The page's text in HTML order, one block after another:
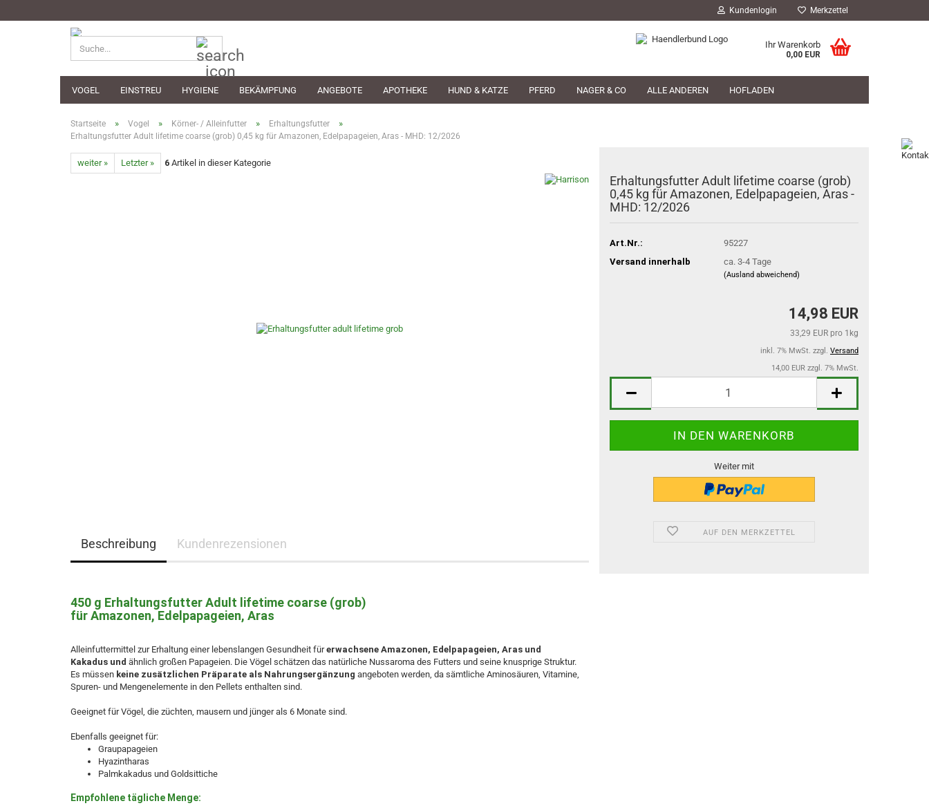
Kundenlogin Merkzettel
Ihr Warenkorb
0,00 EUR
VOGEL EINSTREU HYGIENE BEKÄMPFUNG ANGEBOTE APOTHEKE HUND & KATZE PFERD NAGER & CO ALLE ANDEREN HOFLADEN
Startseite » Vogel » Körner- / Alleinfutter » Erhaltungsfutter »
Erhaltungsfutter Adult lifetime coarse (grob) 0,45 kg für Amazonen, Edelpapageien, Aras - MHD: 12/2026
weiter » Letzter » 6 Artikel in dieser Kategorie
Erhaltungsfutter Adult lifetime coarse (grob)
0,45 kg für Amazonen, Edelpapageien, Aras -
MHD: 12/2026
Art.Nr.:
95227
Versand innerhalb
ca. 3-4 Tage
(Ausland abweichend)
14,98 EUR
33,29 EUR pro 1kg
inkl. 7% MwSt. zzgl. Versand
14,00 EUR zzgl. 7% MwSt.
Weiter mit
AUF DEN MERKZETTEL
Beschreibung Kundenrezensionen
450 g Erhaltungsfutter Adult lifetime coarse (grob)
für Amazonen, Edelpapageien, Aras
Alleinfuttermittel zur Erhaltung einer lebenslangen Gesundheit fürerwachsene Amazonen, Edelpapageien, Aras und
Kakadus und ähnlich großen Papageien. Die Vögel schätzen das natürliche Nussaroma des Futters und seine knusprige Struktur.
Es müssen keine zusätzlichen Präparate als Nahrungsergänzung angeboten werden, da sämtliche Aminosäuren, Vitamine,
Spuren- und Mengenelemente in den Pellets enthalten sind.
Geeignet für Vögel, die züchten, mausern und jünger als 6 Monate sind.
Ebenfalls geeignet für:
Graupapageien
Hyazintharas
Palmkakadus und Goldsittiche
Empfohlene tägliche Menge: